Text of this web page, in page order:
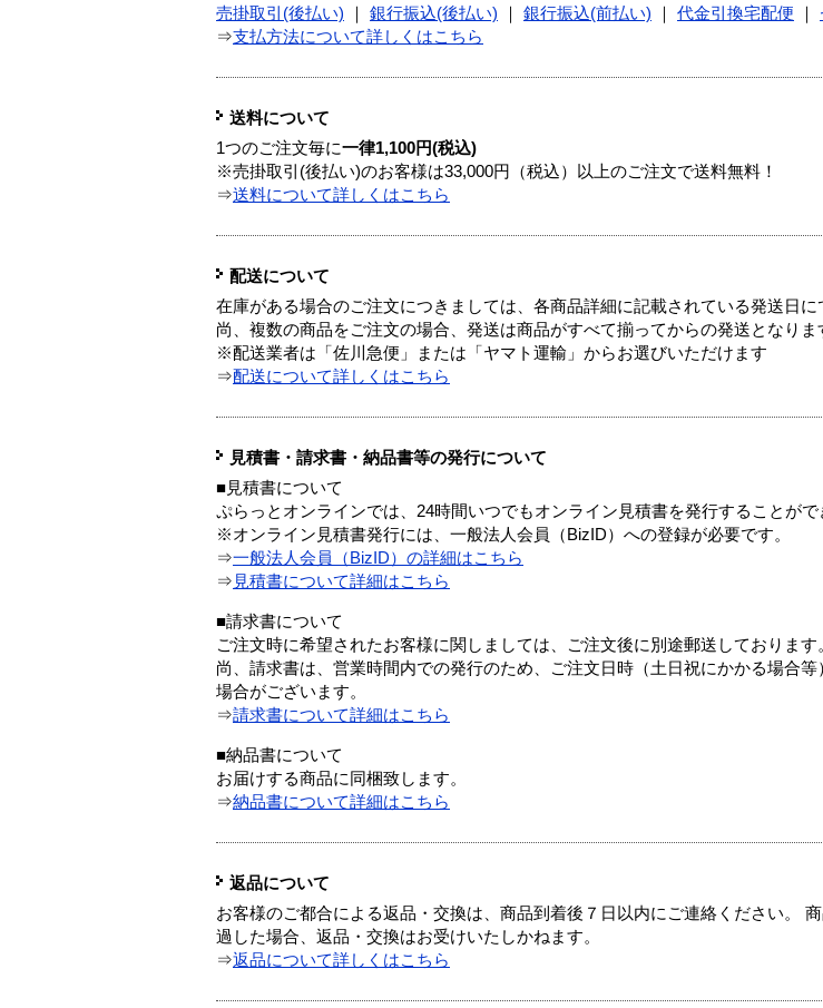
売掛取引(後払い) 銀行振込(後払い) 銀行振込(前払い) 代金引換宅配便
⇒支払方法について詳しくはこちら
送料について
1つのご注文毎に一律1,100円(税込)
※売掛取引(後払い)のお客様は33,000円（税込）以上のご注文で送料無料！
⇒送料について詳しくはこちら
配送について
在庫がある場合のご注文につきましては、各商品詳細に記載されている発送日に
尚、複数の商品をご注文の場合、発送は商品がすべて揃ってからの発送となりま
※配送業者は「佐川急便」または「ヤマト運輸」からお選びいただけます
⇒配送について詳しくはこちら
見積書・請求書・納品書等の発行について
■見積書について
ぷらっとオンラインでは、24時間いつでもオンライン見積書を発行することがで
※オンライン見積書発行には、一般法人会員（BizID）への登録が必要です。
⇒一般法人会員（BizID）の詳細はこちら
⇒ 見積書について詳細はこちら
■請求書について
ご注文時に希望されたお客様に関しましては、ご注文後に別途郵送しております
尚、請求書は、営業時間内での発行のため、ご注文日時（土日祝にかかる場合
場合がございます。
⇒請求書について詳細はこちら
■納品書について
お届けする商品に同梱致します。
⇒納品書について詳細はこちら
返品について
お客様のご都合による返品・交換は、商品到着後７日以内にご連絡ください。
過した場合、返品・交換はお受けいたしかねます。
⇒返品について詳しくはこちら